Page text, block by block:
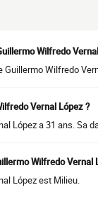
Wilfredo
Guillermo Wilfredo
Vernal López ?
López a 31 ans. Sa
Wilfredo Vernal
López est Milieu.